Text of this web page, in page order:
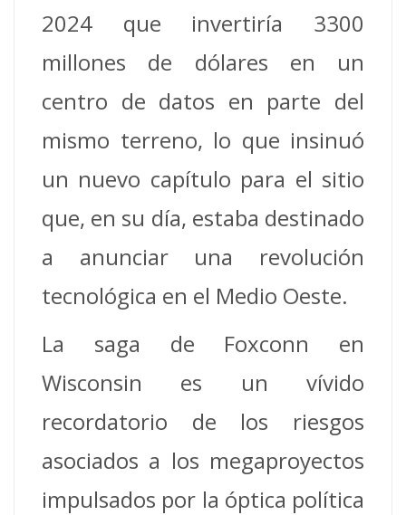
2024 que invertiría 3300
millones de dólares en un
centro de datos en parte del
mismo terreno, lo que insinuó
un nuevo capítulo para el sitio
que, en su día, estaba destinado
a anunciar una revolución
tecnológica en el Medio Oeste.
La saga de Foxconn en
Wisconsin es un vívido
recordatorio de los riesgos
asociados a los megaproyectos
impulsados por la óptica política